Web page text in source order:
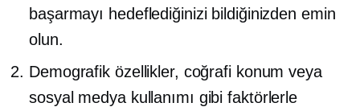
başarmayı hedeflediğinizi bildiğinizden emin
olun.
Demografik özellikler, coğrafi konum veya
sosyal medya kullanımı gibi faktörlerle